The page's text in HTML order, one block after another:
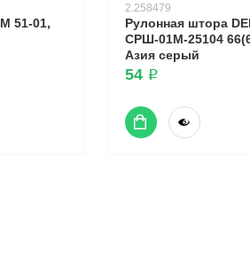
51-01,
2.258479
Рулонная штора
СРШ-01М-25104
Азия серый
54 ₽